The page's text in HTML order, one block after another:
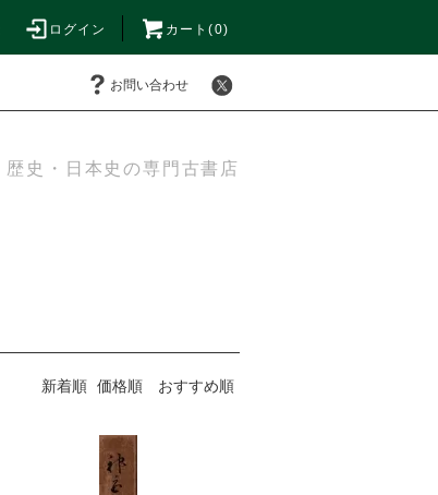
ログイン カート(0)
お問い合わせ
史・日本史の専門古書店
新着順 価格順 おすすめ順